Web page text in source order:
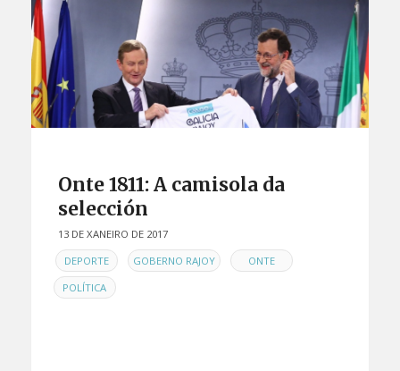
Onte 1811: A camisola da
selección
13 DE XANEIRO DE 2017
EN DEPORTE , GOBERNO RAJOY , ONTE ,
POLÍTICA